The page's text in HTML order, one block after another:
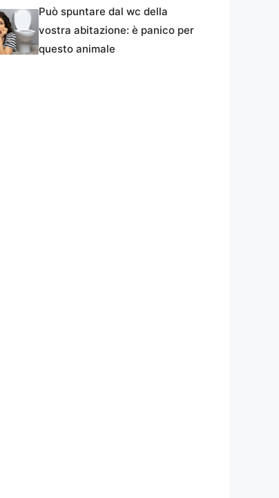
Può spuntare dal wc della
vostra abitazione: è panico per
questo animale